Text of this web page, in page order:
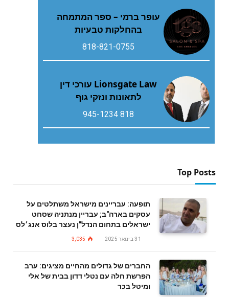
עופר ברמי – ספר המתמחה
בהחלקות טבעיות
818-821-0755
Lionsgate Law עורכי דין
לתאונות ונזקי גוף
818 945-1234
Top Posts
תופעה: עבריינים מישראל משתלטים על
עסקים בארה"ב; עבריין מנתניה שסחט
ישראלים בתחום הנדל"ן נעצר בלוס אנג׳לס
31 בינואר 2025 3,035
החברים של גדולים מהחיים מציגים: ערב
הפרשת חלה עם נטלי דדון בבית של אלי
ומיטל בכר